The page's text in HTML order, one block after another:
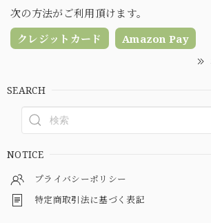
次の方法がご利用頂けます。
クレジットカード
Amazon Pay
SEARCH
NOTICE
プライバシーポリシー
特定商取引法に基づく表記